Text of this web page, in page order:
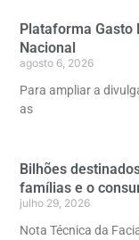
Plataforma Gasto
Nacional
agosto 6, 2026
Para ampliar a
as
Bilhões
famílias e o
julho 29, 2026
Nota Técnica da